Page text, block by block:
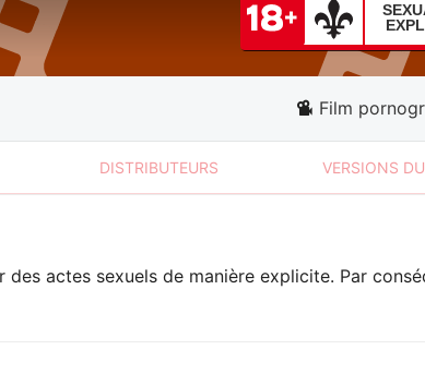
Film
DISTRIBUTEURS VERSIONS
actes sexuels de manière explicite. Par